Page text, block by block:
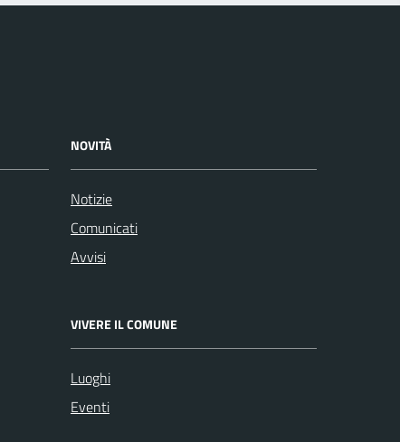
NOVITÀ
Notizie
Comunicati
Avvisi
VIVERE IL COMUNE
Luoghi
Eventi